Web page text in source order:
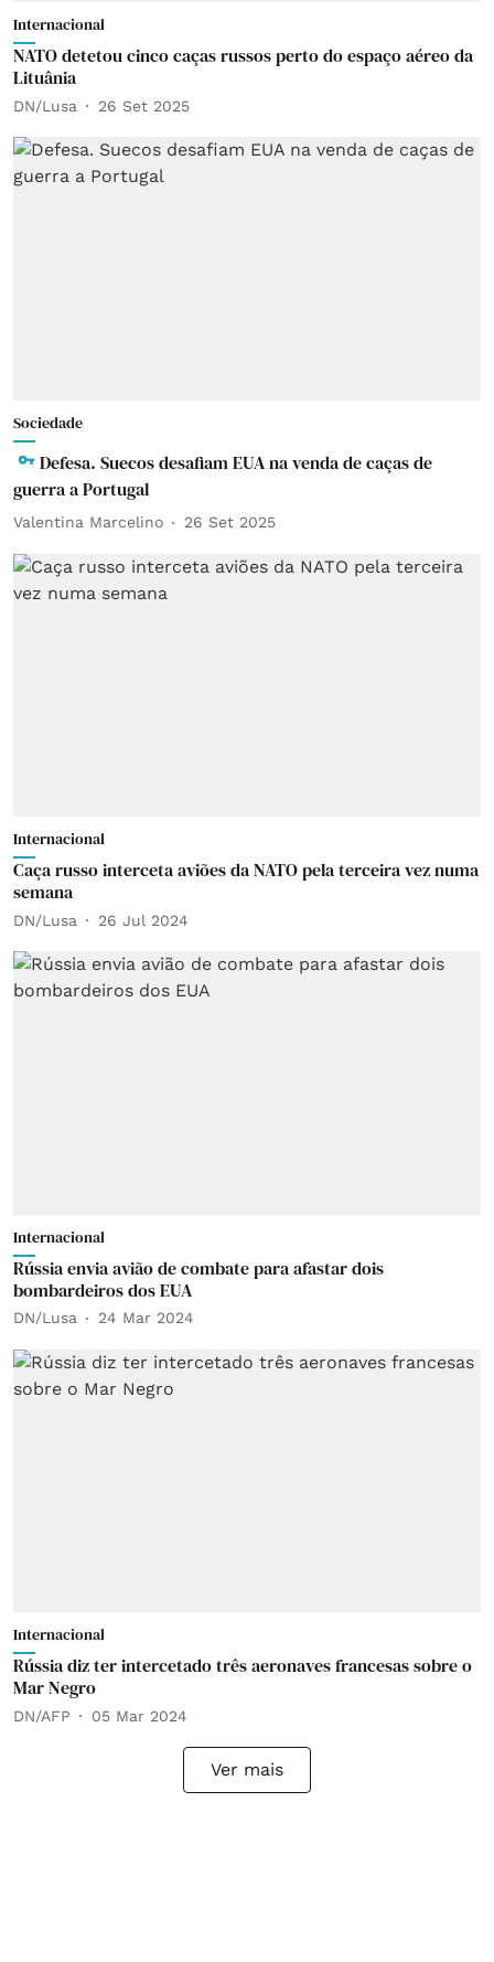
Internacional
NATO detetou cinco caças russos perto do espaço aéreo da
Lituânia
DN/Lusa 26 Set 2025
Sociedade
Defesa. Suecos desafiam EUA na venda de caças de
guerra a Portugal
Valentina Marcelino 26 Set 2025
Internacional
Caça russo interceta aviões da NATO pela terceira vez numa
semana
DN/Lusa 26 Jul 2024
Internacional
Rússia envia avião de combate para afastar dois
bombardeiros dos EUA
DN/Lusa 24 Mar 2024
Internacional
Rússia diz ter intercetado três aeronaves francesas sobre o
Mar Negro
DN/AFP 05 Mar 2024
Ver mais